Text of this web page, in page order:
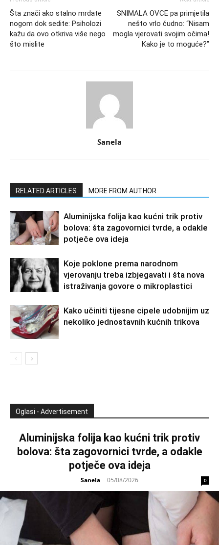
Šta znači ako stalno mrdate
nogom dok sedite: Psiholozi
kažu da ovo otkriva više nego
što mislite
SNIMALA OVCE pa primjetila
nešto vrlo čudno: “Nisam
mogla vjerovati svojim očima!
Kako je to moguće?”
Sanela
RELATED ARTICLES MORE FROM AUTHOR
Aluminijska folija kao kućni trik protiv
bolova: šta zagovornici tvrde, a odakle
potječe ova ideja
Koje poklone prema narodnom
vjerovanju treba izbjegavati i šta nova
istraživanja govore o mikroplastici
Kako učiniti tijesne cipele udobnijim uz
nekoliko jednostavnih kućnih trikova
Oglasi - Advertisement
Aluminijska folija kao kućni trik protiv
bolova: šta zagovornici tvrde, a odakle
potječe ova ideja
Sanela - 05/08/2026 0